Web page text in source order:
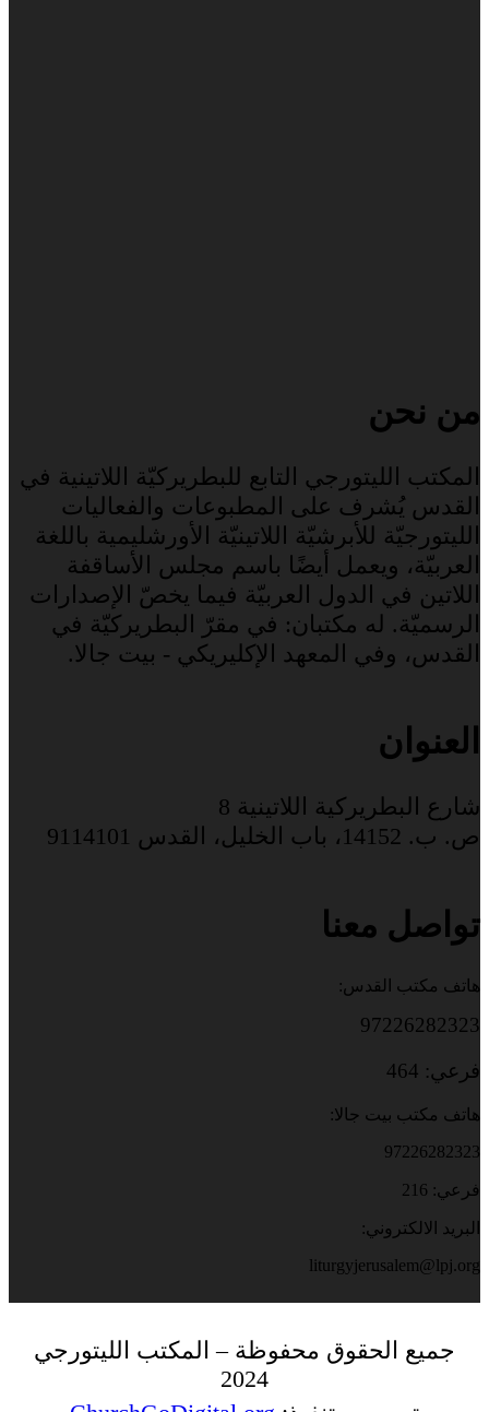
من نحن
المكتب الليتورجي التابع للبطريركيّة اللاتينية في
القدس يُشرف على المطبوعات والفعاليات
الليتورجيّة للأبرشيّة اللاتينيّة الأورشليمية باللغة
العربيّة، ويعمل أيضًا باسم مجلس الأساقفة
اللاتين في الدول العربيّة فيما يخصّ الإصدارات
الرسميّة. له مكتبان: في مقرّ البطريركيّة في
القدس، وفي المعهد الإكليريكي - بيت جالا.
العنوان
شارع البطريركية اللاتينية 8
ص. ب. 14152، باب الخليل، القدس 9114101
تواصل معنا
هاتف مكتب القدس:
97226282323
فرعي: 464
هاتف مكتب بيت جالا:
97226282323
فرعي: 216
البريد الالكتروني:
liturgyjerusalem@lpj.org
جميع الحقوق محفوظة – المكتب الليتورجي
2024